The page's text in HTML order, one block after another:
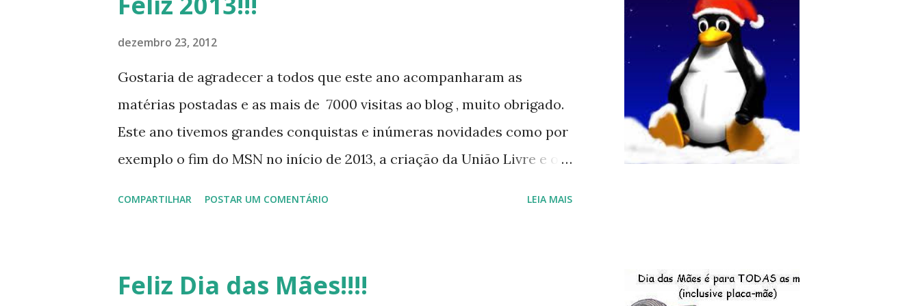
dezembro 23, 2012
Gostaria de agradecer a todos que este ano acompanharam as
matérias postadas e as mais de 7000 visitas ao blog , muito obrigado.
Este ano tivemos grandes conquistas e inúmeras novidades como por
exemplo o fim do MSN no início de 2013, a criação da União Livre e o
Latinoware, a Microsoft boicotando o Linux (como sempre), o
COMPARTILHAR POSTAR UM COMENTÁRIO LEIA MAIS
Feliz Dia das Mães!!!!